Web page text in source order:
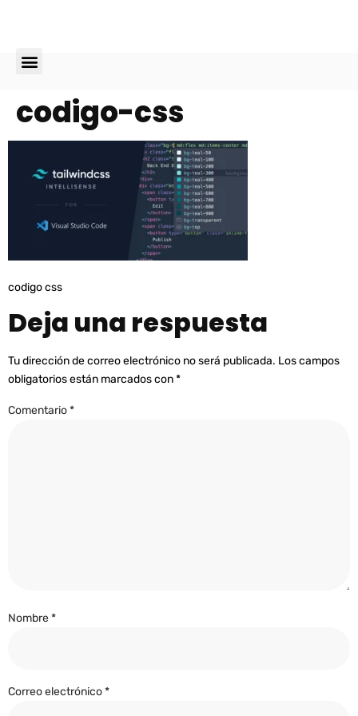
codigo-css
codigo css
Deja una respuesta
Tu dirección de correo electrónico no será publicada. Los campos
obligatorios están marcados con*
Comentario*
Nombre*
Correo electrónico*